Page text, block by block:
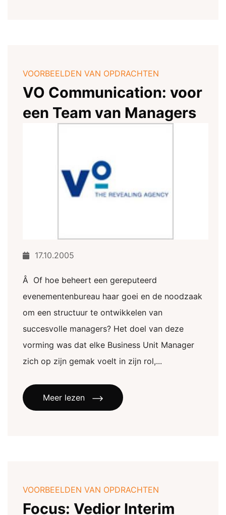
VOORBEELDEN VAN OPDRACHTEN
VO Communication: voor
een Team van Managers
17.10.2005
Â Of hoe beheert een gereputeerd
evenementenbureau haar goei en de noodzaak
om een structuur te ontwikkelen van
succesvolle managers? Het doel van deze
vorming was dat elke Business Unit Manager
zich op zijn gemak voelt in zijn rol,...
Meer lezen
VOORBEELDEN VAN OPDRACHTEN
Focus: Vedior Interim